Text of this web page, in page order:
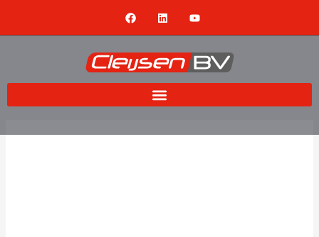
de
F
a
c
b
o
o
k
L
i
n
e
d
i
n
Y
o
u
u
b
e